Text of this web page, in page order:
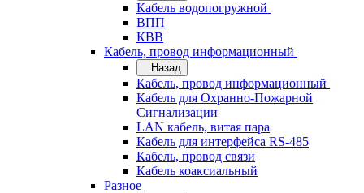
Кабель водопогружной
ВПП
КВВ
Кабель, провод информационный
Назад
Кабель, провод информационный
Кабель для Охранно-Пожарной
Сигнализации
LAN кабель, витая пара
Кабель для интерфейса RS-485
Кабель, провод связи
Кабель коаксиальный
Разное